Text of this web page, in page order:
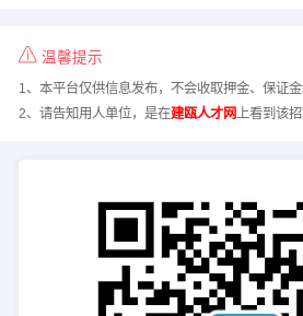
温馨提示
1、本平台仅供信息发布，不会收取押金、保证金
2、请告知用人单位，是在建瓯人才网上看到该招